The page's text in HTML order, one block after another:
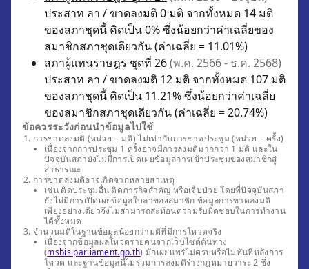
ประสาท ลา / ขาดลงมติ 0 มติ จากทั้งหมด 14 มติ
ของสภาชุดนี้ คิดเป็น 0% ซึ่งน้อยกว่าค่าเฉลี่ยของ
สมาชิกสภาชุดเดียวกัน (ค่าเฉลี่ย = 11.01%)
สภาผู้แทนราษฎร ชุดที่ 26(พ.ค. 2566 - ธ.ค. 2568)
ประสาท ลา / ขาดลงมติ 12 มติ จากทั้งหมด 107 มติ
ของสภาชุดนี้ คิดเป็น 11.21% ซึ่งน้อยกว่าค่าเฉลี่ย
ของสมาชิกสภาชุดเดียวกัน (ค่าเฉลี่ย = 20.74%)
ข้อควรระวังก่อนนำข้อมูลไปใช้
การขาดลงมติ (หน่วย = มติ) ไม่เท่ากับการขาดประชุม (หน่วย = ครั้ง)
เนื่องจากการประชุม 1 ครั้งอาจมีการลงมติมากกว่า 1 มติ และใน
ปัจจุบันสภายังไม่มีการเปิดเผยข้อมูลการเข้าประชุมของสมาชิกสู่
สาธารณะ
การขาดลงมติอาจเกิดจากหลายสาเหตุ
เช่น ติดประชุมอื่น ติดภารกิจสำคัญ หรือเจ็บป่วย โดยที่ปัจจุบันสภา
ยังไม่มีการเปิดเผยข้อมูลใบลาของสมาชิก ข้อมูลการขาดลงมติ
เพียงอย่างเดียวจึงไม่สามารถสะท้อนความรับผิดชอบในการทำงาน
ได้ทั้งหมด
จำนวนมติในฐานข้อมูลน้อยกว่ามติที่มีการโหวตจริง
เนื่องจากข้อมูลผลโหวตรายคนจากเว็บไซต์ต้นทาง
(msbis.parliament.go.th) มักเผยแพร่ไม่ครบหรือไม่ทันทีหลังการ
โหวต และฐานข้อมูลนี้ไม่รวมการลงมติร่างกฎหมายวาระ 2 ซึ่ง